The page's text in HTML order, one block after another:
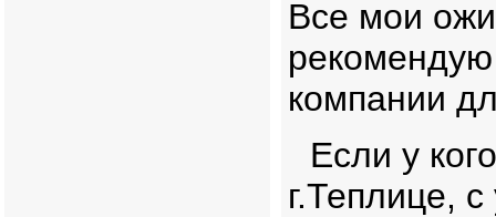
Все мои
компании
Если у
г.Теплице,